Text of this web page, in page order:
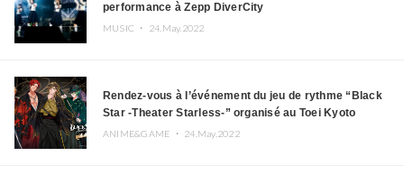
performance à Zepp DiverCity
MUSIC ・ 24.May.2022
Rendez-vous à l’événement du jeu de rythme “Black
Star -Theater Starless-” organisé au Toei Kyoto
Studio Park
ANIME&GAME ・ 24.May.2022